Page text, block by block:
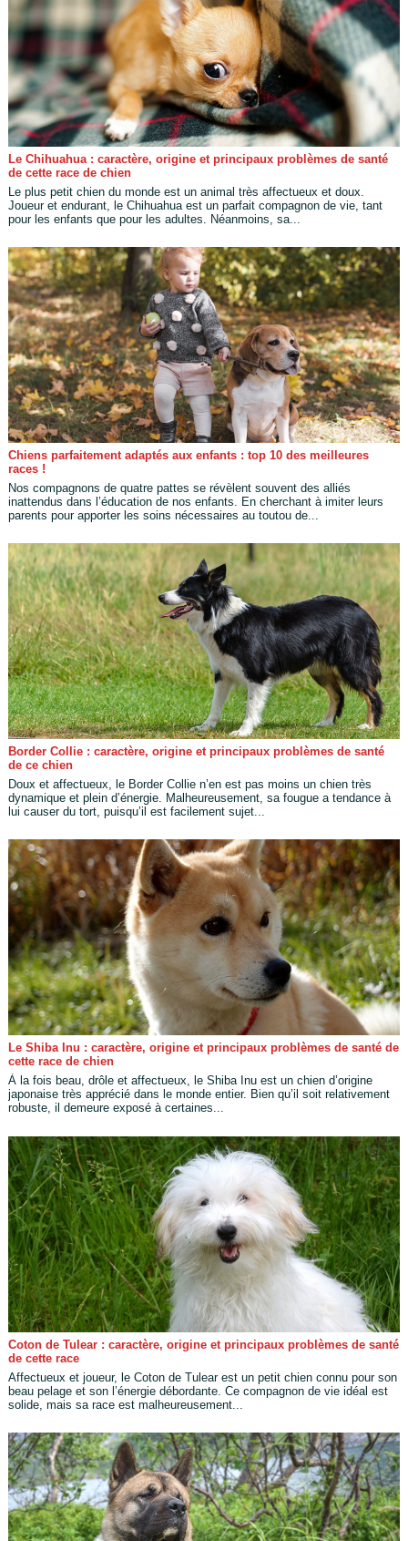
Le Chihuahua : caractère, origine et principaux problèmes de santé
de cette race de chien
Le plus petit chien du monde est un animal très affectueux et doux.
Joueur et endurant, le Chihuahua est un parfait compagnon de vie, tant
pour les enfants que pour les adultes. Néanmoins, sa...
Chiens parfaitement adaptés aux enfants : top 10 des meilleures
races !
Nos compagnons de quatre pattes se révèlent souvent des alliés
inattendus dans l’éducation de nos enfants. En cherchant à imiter leurs
parents pour apporter les soins nécessaires au toutou de...
Border Collie : caractère, origine et principaux problèmes de santé
de ce chien
Doux et affectueux, le Border Collie n’en est pas moins un chien très
dynamique et plein d’énergie. Malheureusement, sa fougue a tendance à
lui causer du tort, puisqu’il est facilement sujet...
Le Shiba Inu : caractère, origine et principaux problèmes de santé de
cette race de chien
À la fois beau, drôle et affectueux, le Shiba Inu est un chien d’origine
japonaise très apprécié dans le monde entier. Bien qu’il soit relativement
robuste, il demeure exposé à certaines...
Coton de Tulear : caractère, origine et principaux problèmes de santé
de cette race
Affectueux et joueur, le Coton de Tulear est un petit chien connu pour son
beau pelage et son l’énergie débordante. Ce compagnon de vie idéal est
solide, mais sa race est malheureusement...